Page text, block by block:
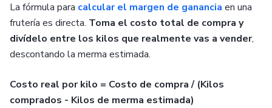
La fórmula para calcular el margen de ganancia en una
frutería es directa. Toma el costo total de compra y
divídelo entre los kilos que realmente vas a vender,
descontando la merma estimada.
Costo real por kilo = Costo de compra / (Kilos
comprados - Kilos de merma estimada)